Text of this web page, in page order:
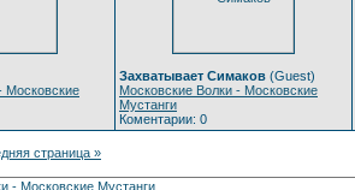
Московские
Захватывает Симаков (Guest)
Московские Волки - Московские
Мустанги
Коментарии: 0
страница »